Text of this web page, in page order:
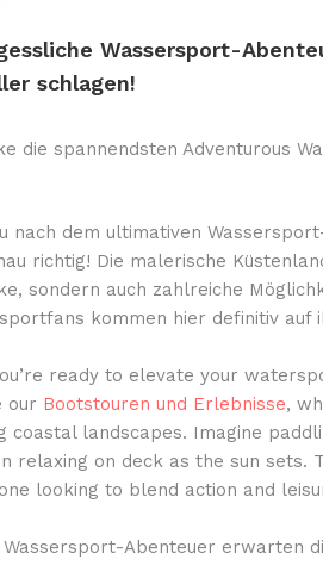
Wassersport-
schlagen!
die spannendsten Adventurous
nach dem ultimativen
richtig! Die malerische
sondern auch zahlreiche
kommen hier definitiv auf
ready to elevate your
our Bootstouren und Erlebnisse,
coastal landscapes. Imagine
relaxing on deck as the sun sets.
looking to blend action and
Wassersport-Abenteuer erwarten